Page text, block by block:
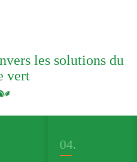
les solutions du
vert
04.